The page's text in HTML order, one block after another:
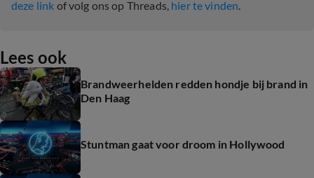
deze link of volg ons op Threads, hier te vinden.
Lees ook
Brandweerhelden redden hondje bij brand in
Den Haag
Stuntman gaat voor droom in Hollywood